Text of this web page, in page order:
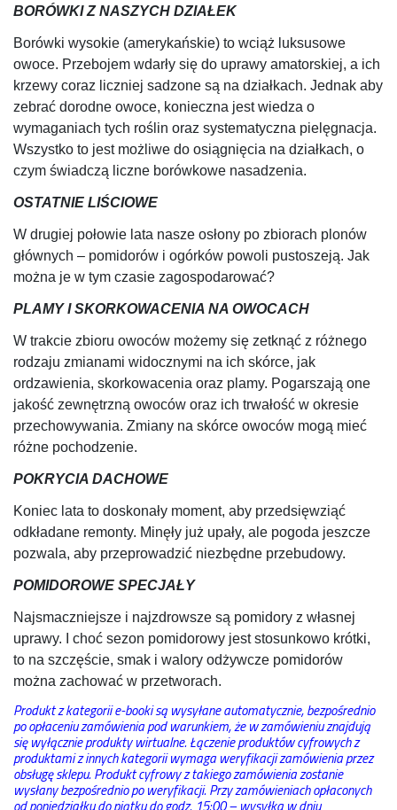
BORÓWKI Z NASZYCH DZIAŁEK
Borówki wysokie (amerykańskie) to wciąż luksusowe
owoce. Przebojem wdarły się do uprawy amatorskiej, a ich
krzewy coraz liczniej sadzone są na działkach. Jednak aby
zebrać dorodne owoce, konieczna jest wiedza o
wymaganiach tych roślin oraz systematyczna pielęgnacja.
Wszystko to jest możliwe do osiągnięcia na działkach, o
czym świadczą liczne borówkowe nasadzenia.
OSTATNIE LIŚCIOWE
W drugiej połowie lata nasze osłony po zbiorach plonów
głównych – pomidorów i ogórków powoli pustoszeją. Jak
można je w tym czasie zagospodarować?
PLAMY I SKORKOWACENIA NA OWOCACH
W trakcie zbioru owoców możemy się zetknąć z różnego
rodzaju zmianami widocznymi na ich skórce, jak
ordzawienia, skorkowacenia oraz plamy. Pogarszają one
jakość zewnętrzną owoców oraz ich trwałość w okresie
przechowywania. Zmiany na skórce owoców mogą mieć
różne pochodzenie.
POKRYCIA DACHOWE
Koniec lata to doskonały moment, aby przedsięwziąć
odkładane remonty. Minęły już upały, ale pogoda jeszcze
pozwala, aby przeprowadzić niezbędne przebudowy.
POMIDOROWE SPECJAŁY
Najsmaczniejsze i najzdrowsze są pomidory z własnej
uprawy. I choć sezon pomidorowy jest stosunkowo krótki,
to na szczęście, smak i walory odżywcze pomidorów
można zachować w przetworach.
Produkt z kategorii e-booki są wysyłane automatycznie, bezpośrednio
po opłaceniu zamówienia pod warunkiem, że w zamówieniu znajdują
się wyłącznie produkty wirtualne. Łączenie produktów cyfrowych z
produktami z innych kategorii wymaga weryfikacji zamówienia przez
obsługę sklepu. Produkt cyfrowy z takiego zamówienia zostanie
wysłany bezpośrednio po weryfikacji. Przy zamówieniach opłaconych